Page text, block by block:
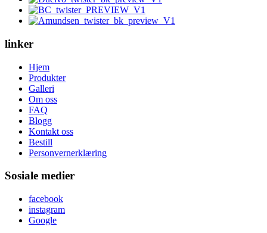
linker
Hjem
Produkter
Galleri
Om oss
FAQ
Blogg
Kontakt oss
Bestill
Personvernerklæring
Sosiale medier
facebook
instagram
Google